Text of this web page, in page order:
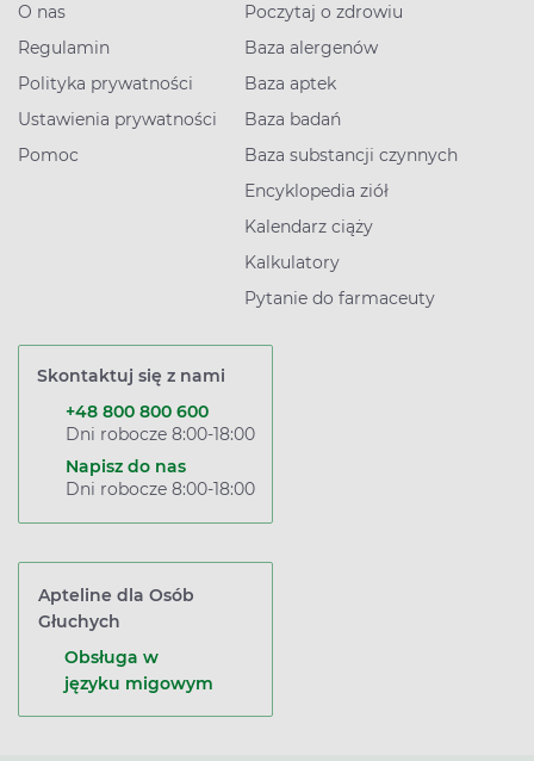
O nas
Regulamin
Polityka prywatności
Ustawienia prywatności
Pomoc
Poczytaj o zdrowiu
Baza alergenów
Baza aptek
Baza badań
Baza substancji czynnych
Encyklopedia ziół
Kalendarz ciąży
Kalkulatory
Pytanie do farmaceuty
Skontaktuj się z nami
+48 800 800 600
Dni robocze 8:00-18:00
Napisz do nas
Dni robocze 8:00-18:00
Apteline dla Osób
Głuchych
Obsługa w
języku migowym